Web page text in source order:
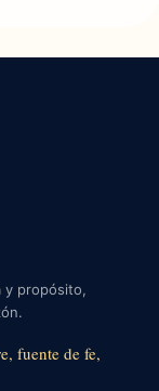
y propósito,
fuente de fe,